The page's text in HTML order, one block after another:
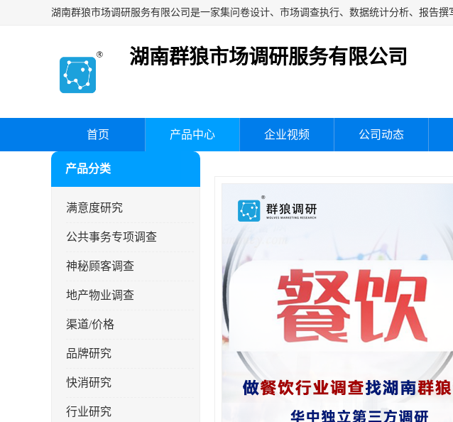
湖南群狼市场调研服务有限公司
首页 产品中心 企业视频 公司动态
产品分类
满意度研究
公共事务专项调查
神秘顾客调查
地产物业调查
渠道/价格
品牌研究
快消研究
行业研究